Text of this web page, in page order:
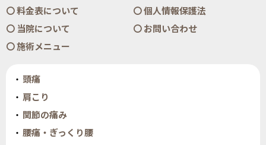
料金表について
当院について
個人情報保護法
お問い合わせ
施術メニュー
頭痛
肩こり
関節の痛み
腰痛・ぎっくり腰